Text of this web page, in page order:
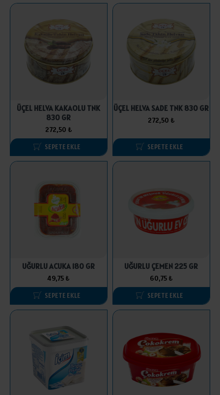
ÜÇEL HELVA KAKAOLU TNK
830 GR
272,50 ₺
SEPETE EKLE
ÜÇEL HELVA SADE TNK 830 GR
272,50 ₺
SEPETE EKLE
UĞURLU ACUKA 180 GR
49,75 ₺
SEPETE EKLE
UĞURLU ÇEMEN 225 GR
60,75 ₺
SEPETE EKLE